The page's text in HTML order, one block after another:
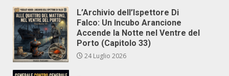
L’Archivio dell’Ispettore Di
Falco: Un Incubo Arancione
Accende la Notte nel Ventre del
Porto (Capitolo 33)
24 Luglio 2026